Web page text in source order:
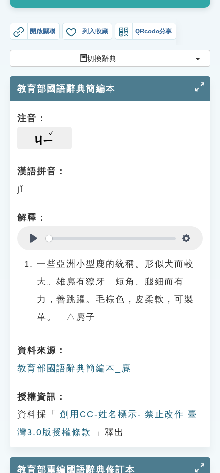
教學應用
貓頭鷹博士
開啟關聯 列入收藏 QRcode分享
切換辭典 切換
教育部國語辭典簡編本
注音：
ㄐㄧ
漢語拼音：
jǐ
解釋：
一些亞洲小型鹿的統稱。形似犬而較
大。雄麂有獠牙，短角。腿細而有
力，善跳躍。毛棕色，皮柔軟，可製
革。 △麂子
資料來源：
教育部國語辭典簡編本_麂
授權資訊：
資料採「
創用CC-姓名標示- 禁止改作 臺
灣3.0版授權條款
」釋出
教育部重編國語辭典修訂本